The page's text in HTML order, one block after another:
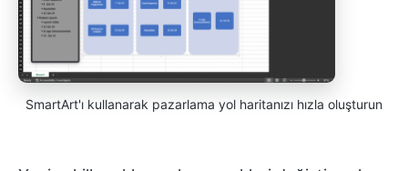
SmartArt'ı kullanarak pazarlama yol haritanızı hızla oluşturun